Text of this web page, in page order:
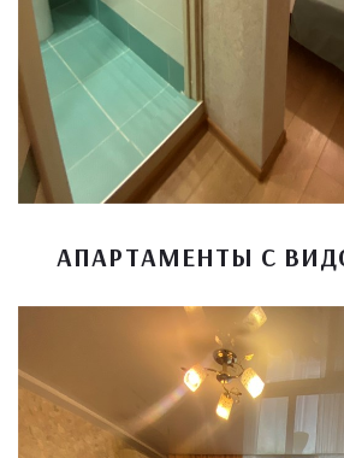
АПАРТАМЕНТЫ С